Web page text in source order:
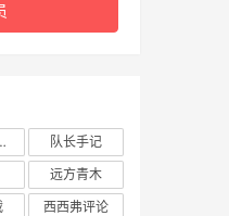
报站
队长手记
远方青木
西西弗评论